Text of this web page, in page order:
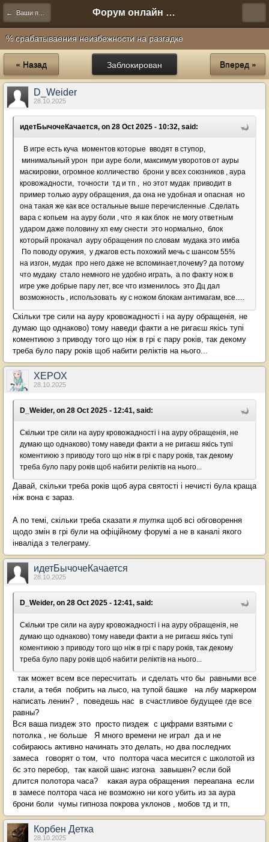
← Ваши предложения Форум онлайн игры "Новая Эра" (Нюра Биз)
% срабатываения неизбежности на разгадке
Заблокирован
« Назад Вперед »
D_Weider
28.10.2025
идетБычочеКачается, on 28 Oct 2025 - 10:32, said:
В игре есть куча моментов которые вводят в ступор,
минимальный урон при ауре боли, максимум уворотов от ауры
маскировки, огромное колличество брони у всех союзников , аура
кровожадности, точности тд и тп , но этот мудак приводит в
пример только ауру обращения, да она не удобная и опасная но
она такая же как все остальные выше перечисленные .Сделать
вара с копьем на ауру боли , что я как блок не могу ответным
ударом даже половину хп ему снести это нормально, блок
который прокачал ауру обращения по словам мудака это имба
По поводу оружия, у джагов есть похожий мечь с шансом 55%
на изгон, мудак про него даже не вспоминает,почему? да потому
что мудаку стало немного не удобно играть, а по факту нож в
игре уже добрые пару лет, все что изменилось это Дц дал
возможность , использовать ку с ножом блокам антимагам, все.....
Скільки тре сили на ауру кровожадності і на ауру обращенія, не
думаю що однаково) тому наведи факти а не ригаєш якісь тупі
коментиюю з приводу того що ніж в грі є пару років, так декому
треба було пару років щоб набити реліктів на нього...
XEPOX
28.10.2025
D_Weider, on 28 Oct 2025 - 12:41, said:
Скільки тре сили на ауру кровожадності і на ауру обращенія, не
думаю що однаково) тому наведи факти а не ригаєш якісь тупі
коментиюю з приводу того що ніж в грі є пару років, так декому
треба було пару років щоб набити реліктів на нього...
Давай, скільки треба років щоб аура святості і нечисті була краща
ніж вона є зараз.
А по темі, скільки треба сказати я тутка щоб всі обговорення
щодо змін в грі були на офіційному форумі а не в каналі якого
інваліда з телеграму.
идетБычочеКачается
28.10.2025
D_Weider, on 28 Oct 2025 - 12:41, said:
Скільки тре сили на ауру кровожадності і на ауру обращенія, не
думаю що однаково) тому наведи факти а не ригаєш якісь тупі
коментиюю з приводу того що ніж в грі є пару років, так декому
треба було пару років щоб набити реліктів на нього...
так может всем все пересчитать и сделать что бы равными все
стали, а тебя побрить на лысо, на тупой башке на лбу маркером
написать ленин? , поведешь нас в счастливое будущее где все
равны?
Вся ваша пиздеж это просто пиздеж с цифрами взятыми с
потолка , не больше Я много времени не играл да и не
собираюсь активно начинать это делать, но два последних
замеса говорят о том, что полтора часа месится с школотой из
бс это перебор, так какой шанс изгона завышен? если бой
длится полотора часа? какая аура обращения переапана если
в замесе полтора часа не возможно ни кого убить из за аура
брони боли чумы гипноза покрова уклонов , мобов тд и тп,
Корбен Детка
28.10.2025